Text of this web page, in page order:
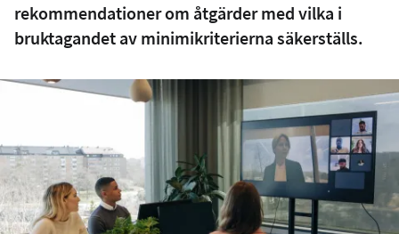
rekommendationer om åtgärder med vilka i
bruktagandet av minimikriterierna säkerställs.